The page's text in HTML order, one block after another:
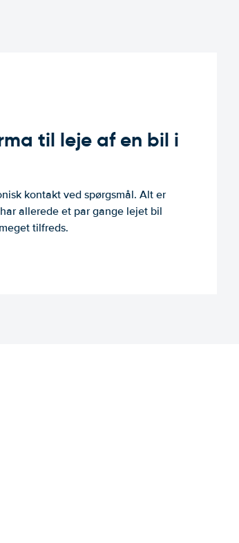
til leje af en bil i
kontakt ved spørgsmål. Alt er
allerede et par gange lejet bil
tilfreds.